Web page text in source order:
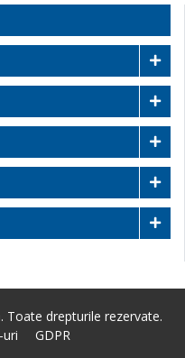
Toate drepturile rezervate.
GDPR